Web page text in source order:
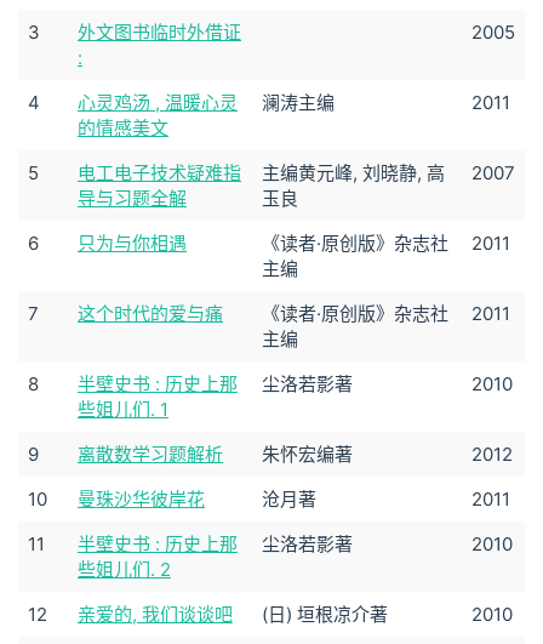
3
外文图书临时外借证
:
2005
4
心灵鸡汤 , 温暖心灵
的情感美文
澜涛主编 2011
5
电工电子技术疑难指
导与习题全解
主编黄元峰, 刘晓静, 高
玉良
2007
6 只为与你相遇
《读者·原创版》杂志社
主编
2011
7 这个时代的爱与痛
《读者·原创版》杂志社
主编
2011
8
半壁史书 : 历史上那
些姐儿们. 1
尘洛若影著 2010
9 离散数学习题解析 朱怀宏编著
2012
10
曼珠沙华彼岸花 沧月著
2011
11
半壁史书 : 历史上那
些姐儿们. 2
尘洛若影著 2010
12 亲爱的, 我们谈谈吧 (日) 垣根凉介著
2010